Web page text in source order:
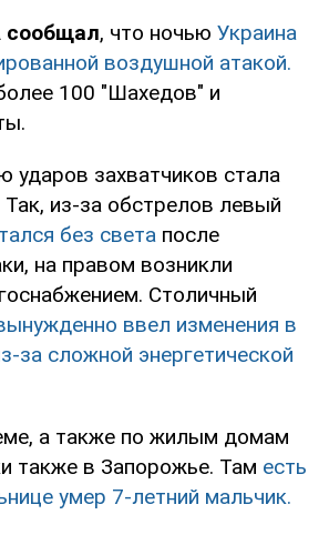
сообщал, что ночью Украина
воздушной атакой.
100 "Шахедов" и
ударов захватчиков стала
Так, из-за обстрелов левый
без света после
на правом возникли
Столичный
ввел изменения в
за сложной энергетической
а также по жилым домам
также в Запорожье. Там есть
умер 7-летний мальчик.